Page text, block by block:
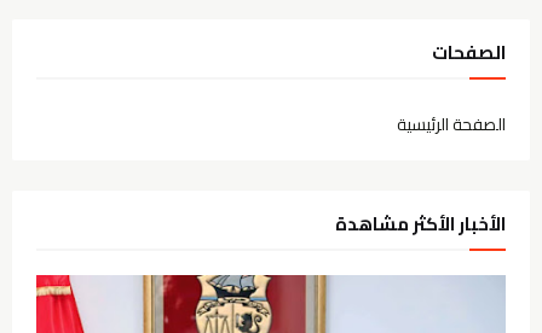
الصفحات
الصفحة الرئيسية
الأخبار الأكثر مشاهدة